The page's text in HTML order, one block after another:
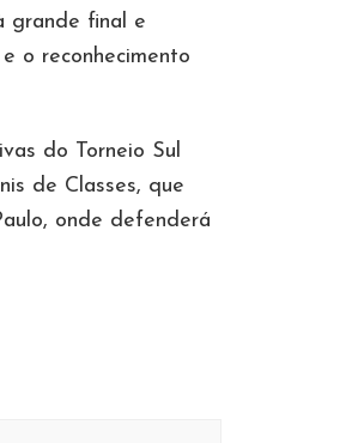
grande final e
o reconhecimento
do Torneio Sul
de Classes, que
onde defenderá